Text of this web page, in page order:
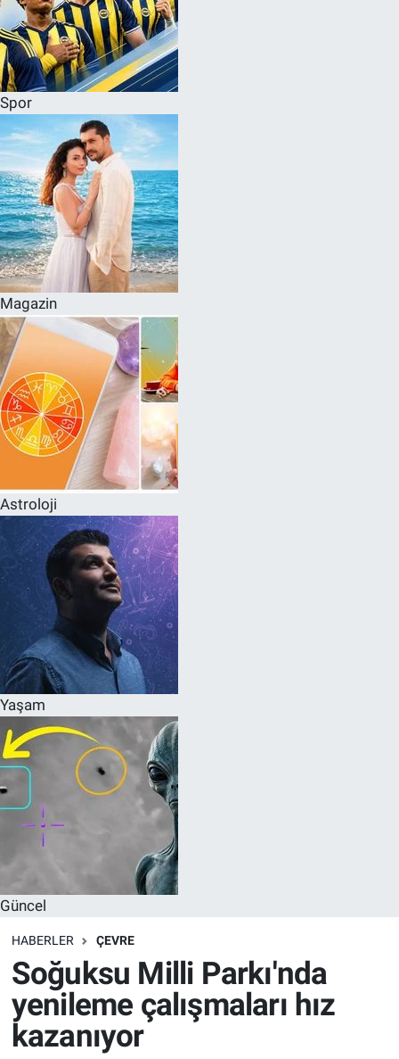
Spor
Magazin
Astroloji
Yaşam
Güncel
HABERLER ÇEVRE
Soğuksu Milli Parkı'nda
yenileme çalışmaları hız
kazanıyor